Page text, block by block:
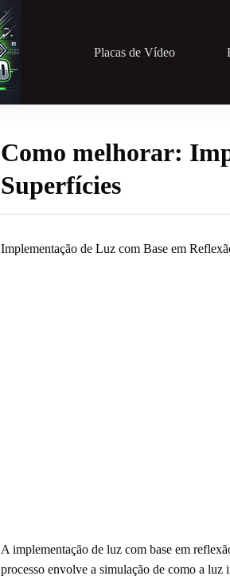
Placas de Vídeo
Como melhorar:
Superfícies
Implementação de Luz com Base em
A implementação de luz com base em
processo envolve a simulação de como a